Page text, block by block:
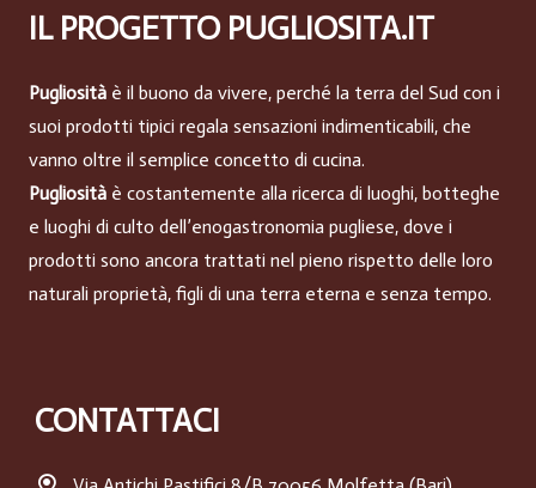
IL PROGETTO PUGLIOSITA.IT
Pugliosità è il buono da vivere, perché la terra del Sud con i
suoi prodotti tipici regala sensazioni indimenticabili, che
vanno oltre il semplice concetto di cucina.
Pugliosità è costantemente alla ricerca di luoghi, botteghe
e luoghi di culto dell’enogastronomia pugliese, dove i
prodotti sono ancora trattati nel pieno rispetto delle loro
naturali proprietà, figli di una terra eterna e senza tempo.
CONTATTACI